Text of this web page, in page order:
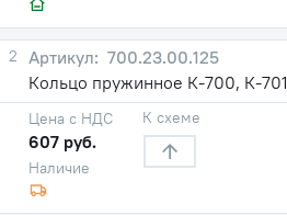
2
700.23.00.125
Кольцо пружинное К-700, К-701
Наличие
Цена с НДС
607 руб.
К схеме